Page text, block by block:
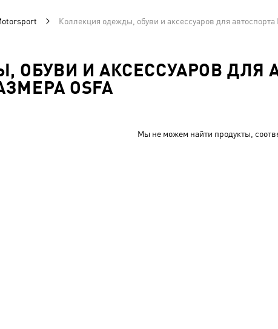
Коллекция одежды, обуви и аксессуаров для
И АКСЕССУАРОВ ДЛЯ
OSFA
Мы не можем найти продукты,